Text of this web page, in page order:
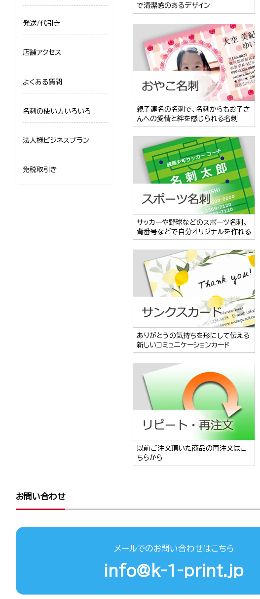
で清潔感のあるデザイン
親子連名の名刺で、名刺からもお子さ
んへの愛情と絆を感じられる名刺
サッカーや野球などのスポーツ名刺。
背番号などで自分オリジナルを作れる
ありがとうの気持ちを形にして伝える
新しいコミュニケーションカード
以前ご注文頂いた商品の再注文はこ
ちらから
発送/代引き
店舗アクセス
よくある質問
名刺の使い方いろいろ
法人様ビジネスプラン
免税取引き
お問い合わせ
メールでのお問い合わせはこちら
info@k-1-print.jp